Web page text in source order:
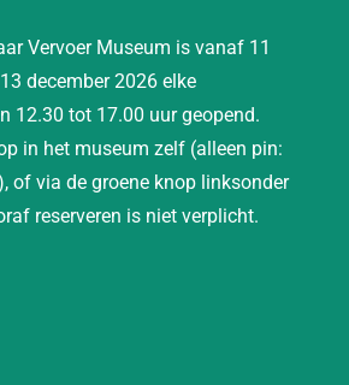
Vervoer Museum is vanaf 11
december 2026 elke
12.30 tot 17.00 uur geopend.
in het museum zelf (alleen pin:
of via de groene knop linksonder
reserveren is niet verplicht.